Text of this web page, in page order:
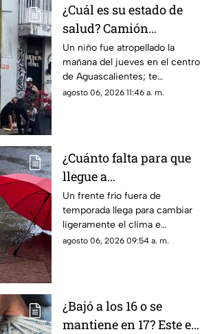
¿Cuál es su estado de
salud? Camión
atropella a niño de 11
años en Aguascalientes
hoy 6 de agosto
Un niño fue atropellado la
mañana del jueves en el centro
de Aguascalientes; te
contamos lo que se sabe del
agosto 06, 2026 11:46 a. m.
¿Cuánto falta para que
llegue a
Aguascalientes? Frente
frío fuera de temporada
afectará en agosto 2026
Un frente frío fuera de
temporada llega para cambiar
ligeramente el clima e
incrementar las lluvias en
agosto 06, 2026 09:54 a. m.
¿Bajó a los 16 o se
mantiene en 17? Este es